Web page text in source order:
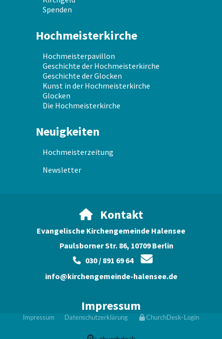
Spenden
Hochmeisterkirche
Hochmeisterpavillon
Geschichte der Hochmeisterkirche
Geschichte der Glocken
Kunst in der Hochmeisterkirche
Glocken
Die Hochmeisterkirche
Neuigkeiten
Hochmeisterzeitung
Newsletter
Kontakt
Evangelische Kirchengemeinde Halensee
Paulsborner Str. 86, 10709 Berlin
030 / 891 69 64 
info@kirchengemeinde-halensee.de
Impressum
Impressum Datenschutzerklärung ChurchDesk-Login